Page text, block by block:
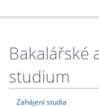
Bakalářské
studium
Zahájení studia